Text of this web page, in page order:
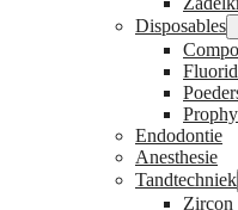
Disposables
Endodontie
Anesthesie
Tandtechniek
Zircon